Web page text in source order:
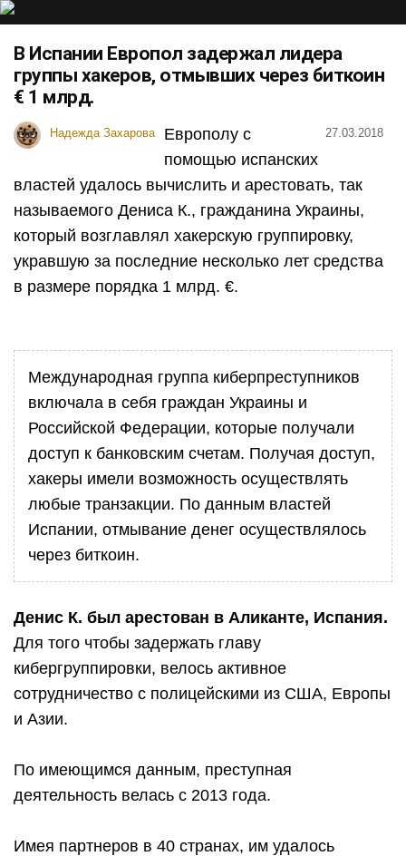
В Испании Европол задержал лидера
группы хакеров, отмывших через биткоин
€ 1 млрд.
Надежда Захарова 27.03.2018
Европолу с
помощью испанских
властей удалось вычислить и арестовать, так
называемого Дениса К., гражданина Украины,
который возглавлял хакерскую группировку,
укравшую за последние несколько лет средства
в размере порядка 1 млрд. €.
Международная группа киберпреступников
включала в себя граждан Украины и
Российской Федерации, которые получали
доступ к банковским счетам. Получая доступ,
хакеры имели возможность осуществлять
любые транзакции. По данным властей
Испании, отмывание денег осуществлялось
через биткоин.
Денис К. был арестован в Аликанте, Испания.
Для того чтобы задержать главу
кибергруппировки, велось активное
сотрудничество с полицейскими из США, Европы
и Азии.
По имеющимся данным, преступная
деятельность велась с 2013 года.
Имея партнеров в 40 странах, им удалось